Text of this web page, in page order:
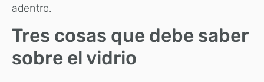
adentro.
Tres cosas que debe saber
sobre el vidrio